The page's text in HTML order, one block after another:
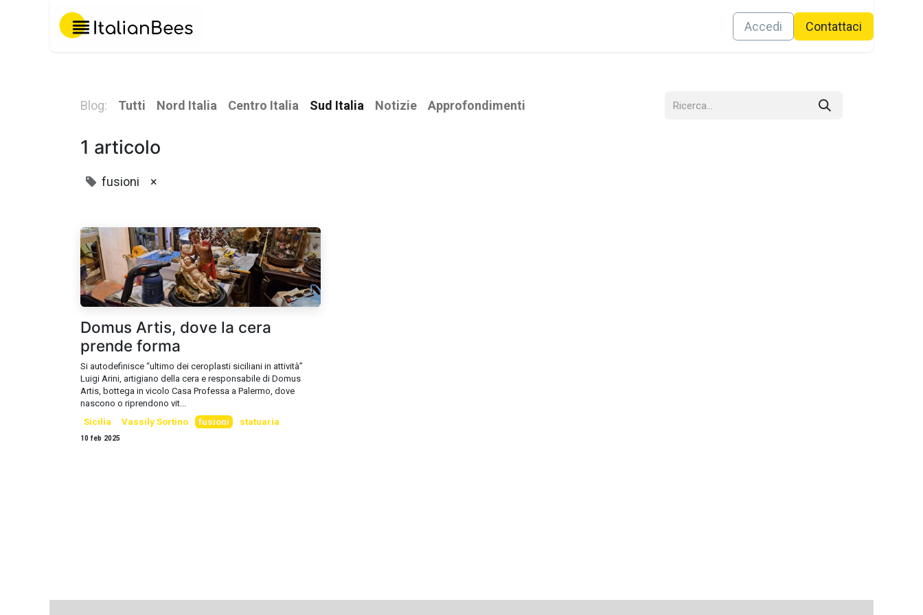
Accedi Conta​ttaci
Blog: Tutti Nord Italia Centro Italia Sud Italia Notizie Approfondimenti
1 articolo
fusioni ×
Domus Artis, dove la cera
prende forma
Si autodefinisce “ultimo dei ceroplasti siciliani in attività”
Luigi Arini, artigiano della cera e responsabile di Domus
Artis, bottega in vicolo Casa Professa a Palermo, dove
nascono o riprendono vit...
Sicilia Vassily Sortino fusioni statuaria
10 feb 2025